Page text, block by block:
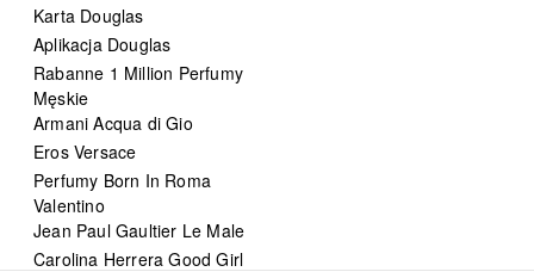
Karta Douglas
Aplikacja Douglas
Rabanne 1 Million Perfumy
Męskie
Armani Acqua di Gio
Eros Versace
Perfumy Born In Roma
Valentino
Jean Paul Gaultier Le Male
Carolina Herrera Good Girl